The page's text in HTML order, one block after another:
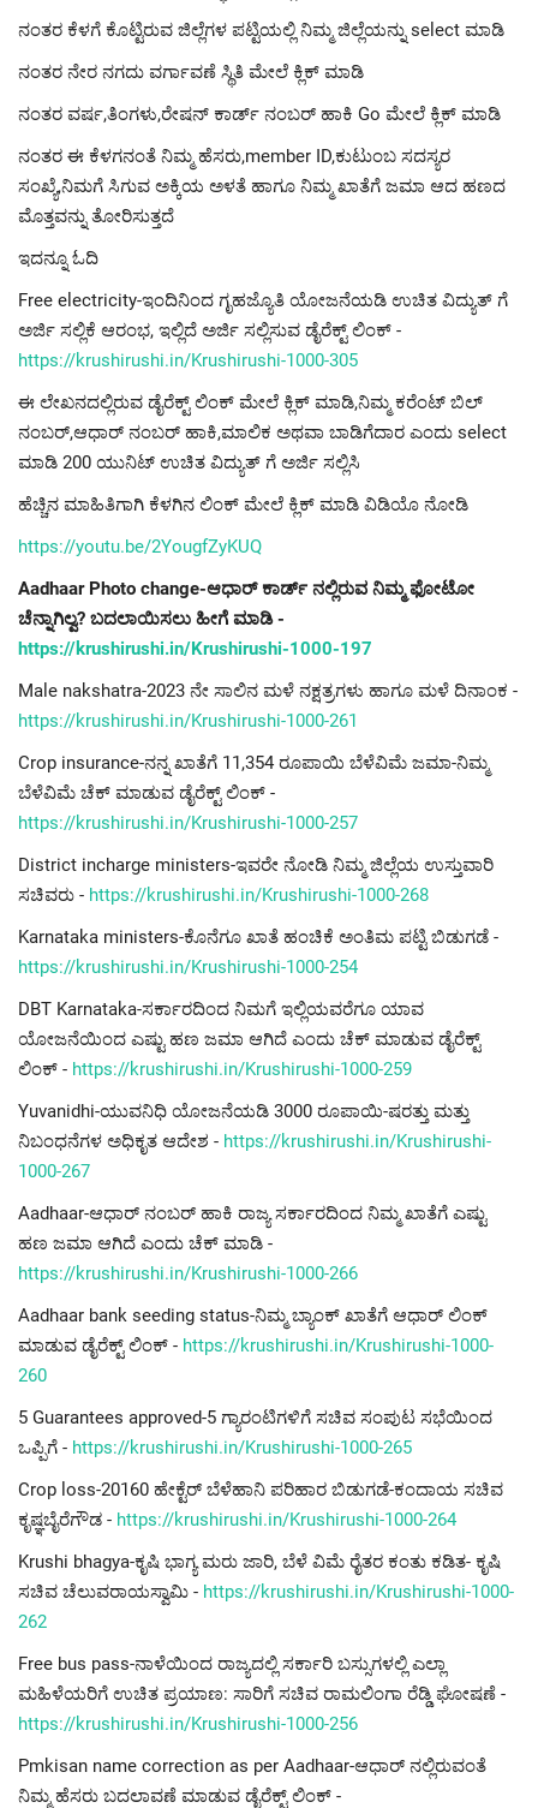
ನಂತರ ಕೆಳಗೆ ಕೊಟ್ಟಿರುವ ಜಿಲ್ಲೆಗಳ ಪಟ್ಟಿಯಲ್ಲಿ ನಿಮ್ಮ ಜಿಲ್ಲೆಯನ್ನು select ಮಾಡಿ
ನಂತರ ನೇರ ನಗದು ವರ್ಗಾವಣೆ ಸ್ಥಿತಿ ಮೇಲೆ ಕ್ಲಿಕ್ ಮಾಡಿ
ನಂತರ ವರ್ಷ,ತಿಂಗಳು,ರೇಷನ್ ಕಾರ್ಡ್ ನಂಬರ್ ಹಾಕಿ Go ಮೇಲೆ ಕ್ಲಿಕ್ ಮಾಡಿ
ನಂತರ ಈ ಕೆಳಗನಂತೆ ನಿಮ್ಮ ಹೆಸರು,member ID,ಕುಟುಂಬ ಸದಸ್ಯರ
ಸಂಖ್ಯೆ,ನಿಮಗೆ ಸಿಗುವ ಅಕ್ಕಿಯ ಅಳತೆ ಹಾಗೂ ನಿಮ್ಮ ಖಾತೆಗೆ ಜಮಾ ಆದ ಹಣದ
ಮೊತ್ತವನ್ನು ತೋರಿಸುತ್ತದೆ
ಇದನ್ನೂ ಓದಿ
Free electricity-ಇಂದಿನಿಂದ ಗೃಹಜ್ಯೊತಿ ಯೋಜನೆಯಡಿ ಉಚಿತ ವಿದ್ಯುತ್ ಗೆ
ಅರ್ಜಿ ಸಲ್ಲಿಕೆ ಆರಂಭ, ಇಲ್ಲಿದೆ ಅರ್ಜಿ ಸಲ್ಲಿಸುವ ಡೈರೆಕ್ಟ್ ಲಿಂಕ್ -
https://krushirushi.in/Krushirushi-1000-305
ಈ ಲೇಖನದಲ್ಲಿರುವ ಡೈರೆಕ್ಟ್ ಲಿಂಕ್ ಮೇಲೆ ಕ್ಲಿಕ್ ಮಾಡಿ,ನಿಮ್ಮ ಕರೆಂಟ್ ಬಿಲ್
ನಂಬರ್,ಆಧಾರ್ ನಂಬರ್ ಹಾಕಿ,ಮಾಲಿಕ ಅಥವಾ ಬಾಡಿಗೆದಾರ ಎಂದು select
ಮಾಡಿ 200 ಯುನಿಟ್ ಉಚಿತ ವಿದ್ಯುತ್ ಗೆ ಅರ್ಜಿ ಸಲ್ಲಿಸಿ
ಹೆಚ್ಚಿನ ಮಾಹಿತಿಗಾಗಿ ಕೆಳಗಿನ ಲಿಂಕ್ ಮೇಲೆ ಕ್ಲಿಕ್ ಮಾಡಿ ವಿಡಿಯೊ ನೋಡಿ
https://youtu.be/2YougfZyKUQ
Aadhaar Photo change-ಆಧಾರ್ ಕಾರ್ಡ್ ನಲ್ಲಿರುವ ನಿಮ್ಮ ಫೋಟೋ
ಚೆನ್ನಾಗಿಲ್ವ? ಬದಲಾಯಿಸಲು ಹೀಗೆ ಮಾಡಿ -
https://krushirushi.in/Krushirushi-1000-197
Male nakshatra-2023 ನೇ ಸಾಲಿನ ಮಳೆ ನಕ್ಷತ್ರಗಳು ಹಾಗೂ ಮಳೆ ದಿನಾಂಕ -
https://krushirushi.in/Krushirushi-1000-261
Crop insurance-ನನ್ನ ಖಾತೆಗೆ 11,354 ರೂಪಾಯಿ ಬೆಳೆವಿಮೆ ಜಮಾ-ನಿಮ್ಮ
ಬೆಳೆವಿಮೆ ಚೆಕ್ ಮಾಡುವ ಡೈರೆಕ್ಟ್ ಲಿಂಕ್ -
https://krushirushi.in/Krushirushi-1000-257
District incharge ministers-ಇವರೇ ನೋಡಿ ನಿಮ್ಮ ಜಿಲ್ಲೆಯ ಉಸ್ತುವಾರಿ
ಸಚಿವರು - https://krushirushi.in/Krushirushi-1000-268
Karnataka ministers-ಕೊನೆಗೂ ಖಾತೆ ಹಂಚಿಕೆ ಅಂತಿಮ ಪಟ್ಟಿ ಬಿಡುಗಡೆ -
https://krushirushi.in/Krushirushi-1000-254
DBT Karnataka-ಸರ್ಕಾರದಿಂದ ನಿಮಗೆ ಇಲ್ಲಿಯವರೆಗೂ ಯಾವ
ಯೋಜನೆಯಿಂದ ಎಷ್ಟು ಹಣ ಜಮಾ ಆಗಿದೆ ಎಂದು ಚೆಕ್ ಮಾಡುವ ಡೈರೆಕ್ಟ್
ಲಿಂಕ್ - https://krushirushi.in/Krushirushi-1000-259
Yuvanidhi-ಯುವನಿಧಿ ಯೋಜನೆಯಡಿ 3000 ರೂಪಾಯಿ-ಷರತ್ತು ಮತ್ತು
ನಿಬಂಧನೆಗಳ ಅಧಿಕೃತ ಆದೇಶ - https://krushirushi.in/Krushirushi-
1000-267
Aadhaar-ಆಧಾರ್ ನಂಬರ್ ಹಾಕಿ ರಾಜ್ಯ ಸರ್ಕಾರದಿಂದ ನಿಮ್ಮ ಖಾತೆಗೆ ಎಷ್ಟು
ಹಣ ಜಮಾ ಆಗಿದೆ ಎಂದು ಚೆಕ್ ಮಾಡಿ -
https://krushirushi.in/Krushirushi-1000-266
Aadhaar bank seeding status-ನಿಮ್ಮ ಬ್ಯಾಂಕ್ ಖಾತೆಗೆ ಆಧಾರ್ ಲಿಂಕ್
ಮಾಡುವ ಡೈರೆಕ್ಟ್ ಲಿಂಕ್ - https://krushirushi.in/Krushirushi-1000-
260
5 Guarantees approved-5 ಗ್ಯಾರಂಟಿಗಳಿಗೆ ಸಚಿವ ಸಂಪುಟ ಸಭೆಯಿಂದ
ಒಪ್ಪಿಗೆ - https://krushirushi.in/Krushirushi-1000-265
Crop loss-20160 ಹೇಕ್ಟೆರ್ ಬೆಳೆಹಾನಿ ಪರಿಹಾರ ಬಿಡುಗಡೆ-ಕಂದಾಯ ಸಚಿವ
ಕೃಷ್ಞಬೈರೆಗೌಡ - https://krushirushi.in/Krushirushi-1000-264
Krushi bhagya-ಕೃಷಿ ಭಾಗ್ಯ ಮರು ಜಾರಿ, ಬೆಳೆ ವಿಮೆ ರೈತರ ಕಂತು ಕಡಿತ- ಕೃಷಿ
ಸಚಿವ ಚೆಲುವರಾಯಸ್ವಾಮಿ - https://krushirushi.in/Krushirushi-1000-
262
Free bus pass-ನಾಳೆಯಿಂದ ರಾಜ್ಯದಲ್ಲಿ ಸರ್ಕಾರಿ ಬಸ್ಸುಗಳಲ್ಲಿ ಎಲ್ಲಾ
ಮಹಿಳೆಯರಿಗೆ ಉಚಿತ ಪ್ರಯಾಣ: ಸಾರಿಗೆ ಸಚಿವ ರಾಮಲಿಂಗಾ ರೆಡ್ಡಿ ಘೋಷಣೆ -
https://krushirushi.in/Krushirushi-1000-256
Pmkisan name correction as per Aadhaar-ಆಧಾರ್ ನಲ್ಲಿರುವಂತೆ
ನಿಮ್ಮ ಹೆಸರು ಬದಲಾವಣೆ ಮಾಡುವ ಡೈರೆಕ್ಟ್ ಲಿಂಕ್ -